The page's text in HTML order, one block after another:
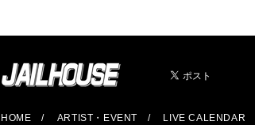
HOME ARTIST・EVENT LIVE CALENDAR